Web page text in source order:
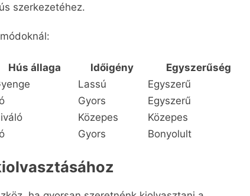
szerkezetéhez.
Hús állaga Időigény
Egyszerűség
Lassú
Egyszerű
Gyors
Egyszerű
Közepes
Közepes
Gyors Bonyolult